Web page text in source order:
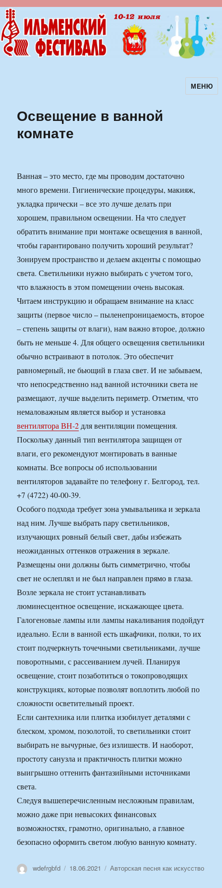
Ильменский фестиваль авторскойМЕНЮ
Освещение в ванной
комнате
Ванная – это место, где мы проводим достаточно
много времени. Гигиенические процедуры, макияж,
укладка прически – все это лучше делать при
хорошем, правильном освещении. На что следует
обратить внимание при монтаже освещения в ванной,
чтобы гарантировано получить хороший результат?
Зонируем пространство и делаем акценты с помощью
света. Светильники нужно выбирать с учетом того,
что влажность в этом помещении очень высокая.
Читаем инструкцию и обращаем внимание на класс
защиты (первое число – пыленепроницаемость, второе
– степень защиты от влаги), нам важно второе, должно
быть не меньше 4. Для общего освещения светильники
обычно встраивают в потолок. Это обеспечит
равномерный, не бьющий в глаза свет. И не забываем,
что непосредственно над ванной источники света не
размещают, лучше выделить периметр. Отметим, что
немаловажным является выбор и установка
вентилятора ВН-2для вентиляции помещения.
Поскольку данный тип вентилятора защищен от
влаги, его рекомендуют монтировать в ванные
комнаты. Все вопросы об использовании
вентиляторов задавайте по телефону г. Белгород, тел.
+7 (4722) 40-00-39.
Особого подхода требует зона умывальника и зеркала
над ним. Лучше выбрать пару светильников,
излучающих ровный белый свет, дабы избежать
неожиданных оттенков отражения в зеркале.
Размещены они должны быть симметрично, чтобы
свет не ослеплял и не был направлен прямо в глаза.
Возле зеркала не стоит устанавливать
люминесцентное освещение, искажающее цвета.
Галогеновые лампы или лампы накаливания подойдут
идеально. Если в ванной есть шкафчики, полки, то их
стоит подчеркнуть точечными светильниками, лучше
поворотными, с рассеиванием лучей. Планируя
освещение, стоит позаботиться о токопроводящих
конструкциях, которые позволят воплотить любой по
сложности осветительный проект.
Если сантехника или плитка изобилует деталями с
блеском, хромом, позолотой, то светильники стоит
выбирать не вычурные, без излишеств. И наоборот,
простоту санузла и практичность плитки можно
выигрышно оттенить фантазийными источниками
света.
Следуя вышеперечисленным несложным правилам,
можно даже при невысоких финансовых
возможностях, грамотно, оригинально, а главное
безопасно оформить светом любую ванную комнату.
Автор
wdefrgbfd Опубликовано
18.06.2021 Рубрики
Авторская песня как искусство